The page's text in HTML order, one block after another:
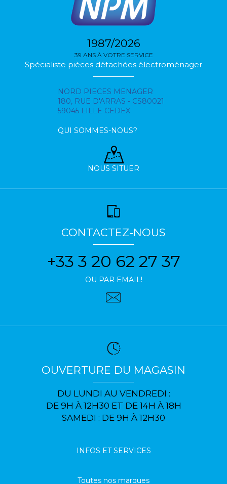
1987/2026
39 ANS À VOTRE SERVICE
Spécialiste pièces détachées électroménager
NORD PIECES MENAGER
180, RUE D'ARRAS - CS80021
59045 LILLE CEDEX
QUI SOMMES-NOUS?
NOUS SITUER
CONTACTEZ-NOUS
+33 3 20 62 27 37
OU PAR EMAIL!
OUVERTURE DU MAGASIN
DU LUNDI AU VENDREDI :
DE 9H À 12H30 ET DE 14H À 18H
SAMEDI : DE 9H À 12H30
INFOS ET SERVICES
Toutes nos marques